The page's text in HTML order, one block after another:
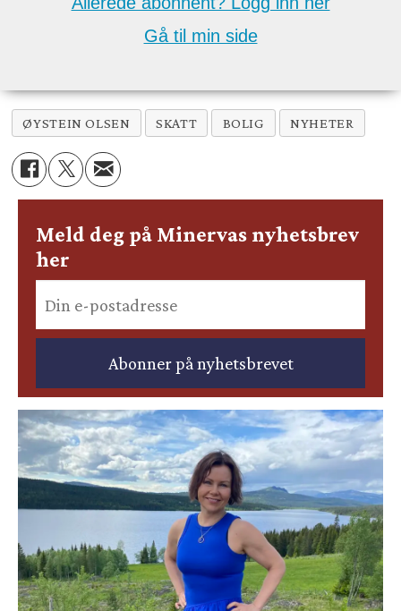
Gå til min side
ØYSTEIN OLSEN SKATT BOLIG NYHETER
Meld deg på Minervas nyhetsbrev
her